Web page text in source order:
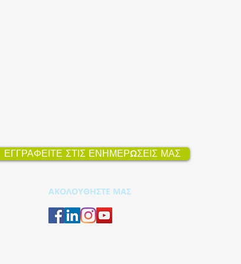
ΕΓΓΡΑΦΕΙΤΕ ΣΤΙΣ ΕΝΗΜΕΡΩΣΕΙΣ ΜΑΣ
ΑΚΟΛΟΥΘΗΣΤΕ ΜΑΣ